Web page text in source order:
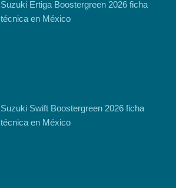
Suzuki Ertiga Boostergreen 2026 ficha
técnica en México
Suzuki Swift Boostergreen 2026 ficha
técnica en México